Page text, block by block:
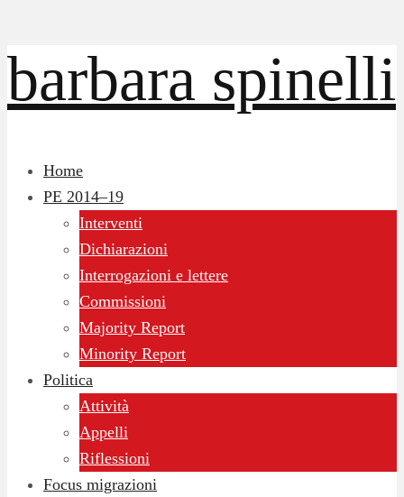
barbara spinelli
Home
PE 2014–19
Interventi
Dichiarazioni
Interrogazioni e lettere
Commissioni
Majority Report
Minority Report
Politica
Attività
Appelli
Riflessioni
Focus migrazioni